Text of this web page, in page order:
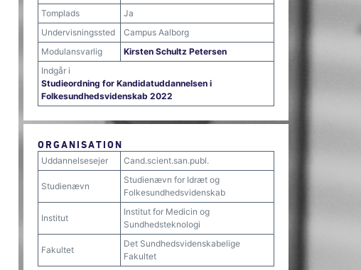
Tomplads
Ja
Undervisningssted
Campus Aalborg
Modulansvarlig
Kirsten Schultz Petersen
Indgår i
Studieordning for Kandidatuddannelsen i
Folkesundhedsvidenskab 2022
ORGANISATION
Uddannelsesejer Cand.scient.san.publ.
Studienævn
Studienævn for Idræt og
Folkesundhedsvidenskab
Institut
Institut for Medicin og
Sundhedsteknologi
Fakultet
Det Sundhedsvidenskabelige
Fakultet